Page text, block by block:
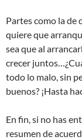
Partes como la de
quiere que
sea que al
crecer
todo lo malo, sin
buenos? ¡Hasta
En fin, si no has
resumen de